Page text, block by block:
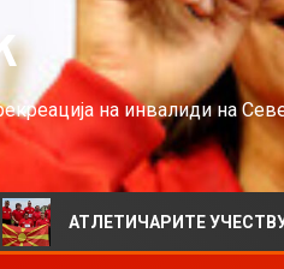
на инвалиди на
УЧЕСТВУВААТ НА